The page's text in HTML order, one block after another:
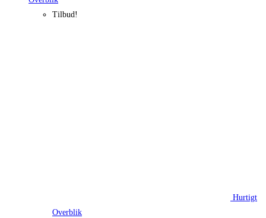
Tilbud!
Hurtigt
Overblik